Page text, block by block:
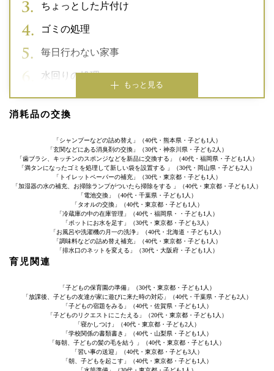
ちょっとした片付け
ゴミの処理
毎日行わない家事
水回りの処理
もっと見る
消耗品の交換
「シャンプーなどの詰め替え」（40代・熊本県・子ども1人）
「玄関などにある消臭剤の交換」（30代・神奈川県・子ども2人）
「歯ブラシ、キッチンのスポンジなどを新品に交換する」（40代・福岡県・子ども1人）
「満タンになったゴミを処理して新しい袋を設置する 」（30代・岡山県・子ども2人）
「トイレットペーパーの補充」（30代・東京都・子ども1人）
「加湿器の水の補充、お掃除ランプがついたら掃除をする 」（40代・東京都・子ども1人）
「電池交換」（40代・千葉県・子ども1人）
「タオルの交換」（40代・東京都・子ども1人）
「冷蔵庫の中の在庫管理」（40代・福岡県・・子ども1人）
「ポットにお水を足す」（30代・東京都・子ども3人）
「お風呂や洗濯機の月一の洗浄」（40代・北海道・子ども1人）
「調味料などの詰め替え補充」（40代・東京都・子ども1人）
「排水口のネットを変える」（30代・大阪府・子ども1人）
育児関連
「子どもの保育園の準備」（30代・東京都・子ども1人）
「放課後、子どもの友達が家に遊びに来た時の対応」（40代・千葉県・子ども2人）
「子どもの宿題をみる」（40代・佐賀県・子ども1人）
「子どものリクエストにこたえる」（20代・東京都・子ども1人）
「寝かしつけ」（40代・東京都・子ども2人）
「学校関係の書類書き」（40代・山梨県・子ども1人）
「毎朝、子どもの髪の毛を結う 」（40代・東京都・子ども1人）
「習い事の送迎」（40代・東京都・子ども3人）
「朝、子どもを起こす」（40代・東京都・子ども1人）